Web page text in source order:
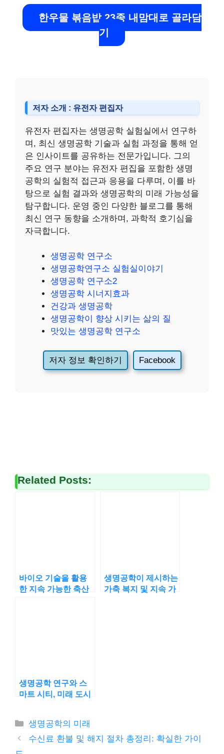
한우물 볶음밥 23종 내맘대로 골라담
기
저자 소개 : 유전자 편집자
유전자 편집자는 생명공학 실험실에서 연구하
며, 최신 생명공학 기술과 실험 과정을 통해 얻
은 인사이트를 공유하는 전문가입니다. 그의
주요 연구 분야는 유전자 편집을 포함한 생명
공학의 실험적 접근과 응용을 다루며, 이를 바
탕으로 실험 결과와 생명공학의 미래 가능성을
탐구합니다. 운영 중인 다양한 블로그를 통해
최신 연구 동향을 소개하며, 과학적 호기심을
자극합니다.
생명공학 연구소
생명공학연구소 실험실이야기
생명공학 연구소2
생명공학 시너지효과
건강과 생명공학
생명공학이 향상 시키는 삶의 질
맛있는 생명공학 연구소
저자 정보 확인하기 Facebook
Related Posts:
바이오 기술을 활용
한 지속 가능한 축산
생명공학이 제시하는
가축 복지 및 지속 가
생명공학 연구와 스
마트 시티, 미래 도시
카
테
생명공학의 미래
수신료 환불 및 해지 절차 총정리: 확실한 가이